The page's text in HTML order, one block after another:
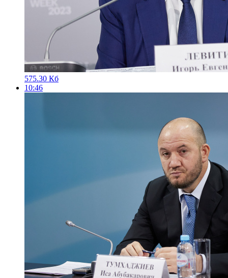
575.30 Кб
10:46